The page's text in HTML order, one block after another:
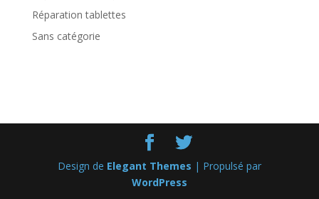
Réparation tablettes
Sans catégorie
Design de Elegant Themes | Propulsé par
WordPress